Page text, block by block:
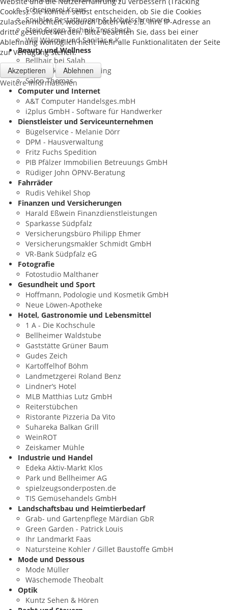
Schreinerei Kraus
Spuhler Bestattungen & Möbelschreinerei
Stein Fugen Technik Trossbach
Will Wärme und Sanitär e.K.
Beauty und Wellness
Bellhair bei Salah
Kosmetikstudio Reichling
Salon Thomas
Computer und Internet
A&T Computer Handelsges.mbH
i2plus GmbH - Software für Handwerker
Dienstleister und Serviceunternehmen
Bügelservice - Melanie Dörr
DPM - Hausverwaltung
Fritz Fuchs Spedition
PIB Pfälzer Immobilien Betreuungs GmbH
Rüdiger John ÖPNV-Beratung
Fahrräder
Rudis Vehikel Shop
Finanzen und Versicherungen
Harald Eßwein Finanzdienstleistungen
Sparkasse Südpfalz
Versicherungsbüro Philipp Ehmer
Versicherungsmakler Schmidt GmbH
VR-Bank Südpfalz eG
Fotografie
Fotostudio Malthaner
Gesundheit und Sport
Hoffmann, Podologie und Kosmetik GmbH
Neue Löwen-Apotheke
Hotel, Gastronomie und Lebensmittel
1 A - Die Kochschule
Bellheimer Waldstube
Gaststätte Grüner Baum
Gudes Zeich
Kartoffelhof Böhm
Landmetzgerei Roland Benz
Lindner‘s Hotel
MLB Matthias Lutz GmbH
Reiterstübchen
Ristorante Pizzeria Da Vito
Suhareka Balkan Grill
WeinROT
Zeiskamer Mühle
Industrie und Handel
Edeka Aktiv-Markt Klos
Park und Bellheimer AG
spielzeugsonderposten.de
TIS Gemüsehandels GmbH
Landschaftsbau und Heimtierbedarf
Grab- und Gartenpflege Märdian GbR
Green Garden - Patrick Louis
Ihr Landmarkt Faas
Natursteine Kohler / Gillet Baustoffe GmbH
Mode und Dessous
Mode Müller
Wäschemode Theobalt
Optik
Kuntz Sehen & Hören
Cookies). Sie können selbst entscheiden, ob Sie die Cookies
zulassen möchten, wodurch Daten wie z.B. Ihre IP-Adresse an
dritte gesendet werden. Bitte beachten Sie, dass bei einer
Ablehnung womöglich nicht mehr alle Funktionalitäten der Seite
zur Verfügung stehen.
Akzeptieren Ablehnen
Weitere Informationen